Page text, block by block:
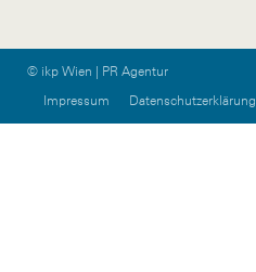
© ikp Wien | PR Agentur
Impressum
Datenschutzerklärung